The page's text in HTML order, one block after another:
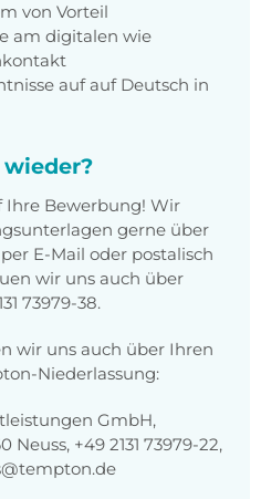
von Vorteil
am digitalen wie
auf auf Deutsch in
wieder?
Ihre Bewerbung! Wir
gerne über
E-Mail oder postalisch
wir uns auch über
73979-38.
wir uns auch über Ihren
Niederlassung:
GmbH,
+49 2131 73979-22,